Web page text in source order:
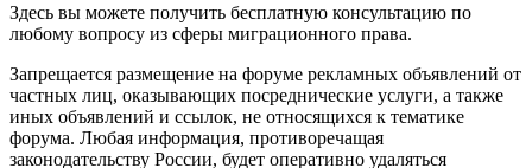
Здесь вы можете получить бесплатную консультацию по
любому вопросу из сферы миграционного права.
Запрещается размещение на форуме рекламных объявлений от
частных лиц, оказывающих посреднические услуги, а также
иных объявлений и ссылок, не относящихся к тематике
форума. Любая информация, противоречащая
законодательству России, будет оперативно удаляться